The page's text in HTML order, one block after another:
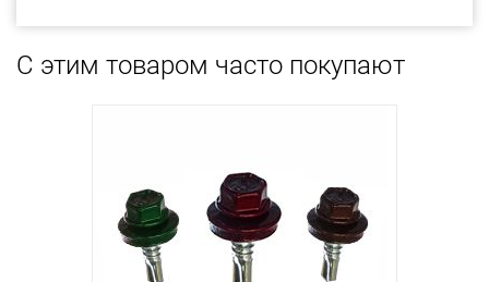
С этим товаром часто покупают